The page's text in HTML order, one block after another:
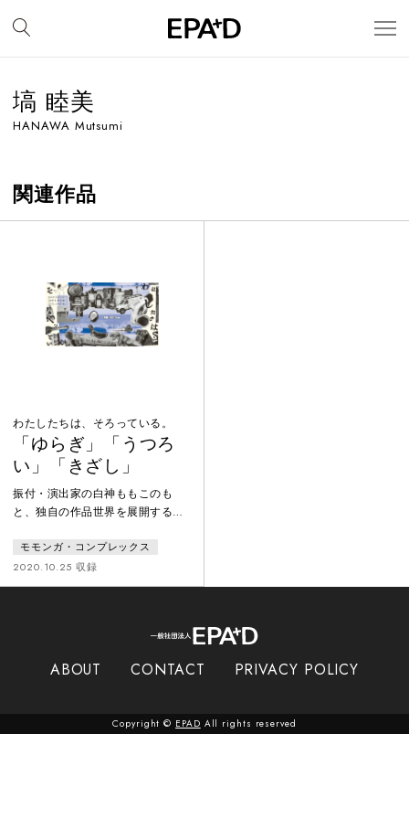
塙 睦美
HANAWA Mutsumi
関連作品
わたしたちは、そろっている。
「ゆらぎ」「うつろ
い」「きざし」
振付・演出家の白神ももこのも
と、独自の作品世界を展開するモ
品。白神は新型コロナウイルス感
染症対策で外出自粛期間中、会え
ない人や行けなくなった場所への
てこの体験をさまざまな情景から
「伊勢物語」の構造に重ね、上演
言し連ねていく
モモンガ・コンプレックス
2020.10.25 収録
ABOUT CONTACT PRIVACY POLICY
Copyright © EPAD All rights reserved